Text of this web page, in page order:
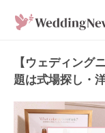
【ウェディング
題は式場探し・